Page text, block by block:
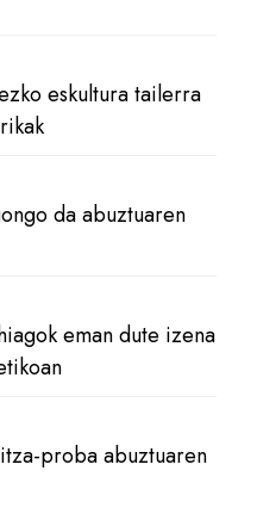
eskultura tailerra
da abuztuaren
eman dute izena
proba abuztuaren